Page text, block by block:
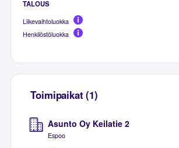
TALOUS
Liikevaihtoluokka
Henkilöstöluokka
Toimipaikat (1)
Asunto Oy Keilatie 2
Espoo